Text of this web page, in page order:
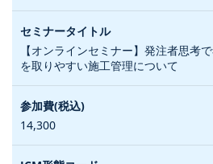
【オンラインセミナー】発注者思考
を取りやすい施工管理について
14,300